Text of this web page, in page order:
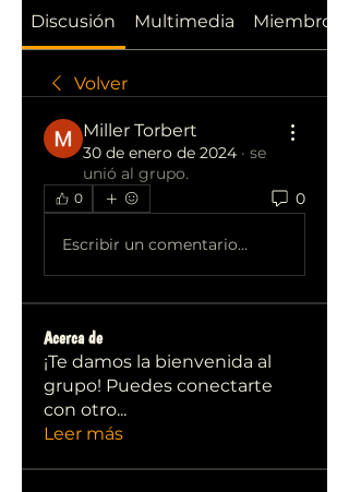
Discusión Multimedia Miembros
Volver
Miller Torbert
30 de enero de 2024 · se
unió al grupo.
0 0
Escribir un comentario...
Acerca de
¡Te damos la bienvenida al
grupo! Puedes conectarte
con otro...
Leer más